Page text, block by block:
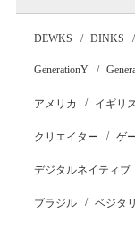
DEWKS DINKS
GenerationY
アメリカ イギリ
クリエイター ゲ
デジタルネイティブ
ブラジル ベジタ